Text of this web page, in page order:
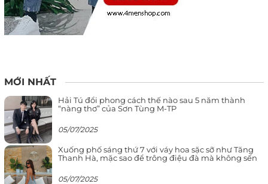
MỚI NHẤT
Hải Tú đổi phong cách thế nào sau 5 năm thành
“nàng thơ” của Sơn Tùng M-TP
05/07/2025
Xuống phố sáng thứ 7 với váy hoa sặc sỡ như Tăng
Thanh Hà, mặc sao để trông điệu đà mà không sến
05/07/2025